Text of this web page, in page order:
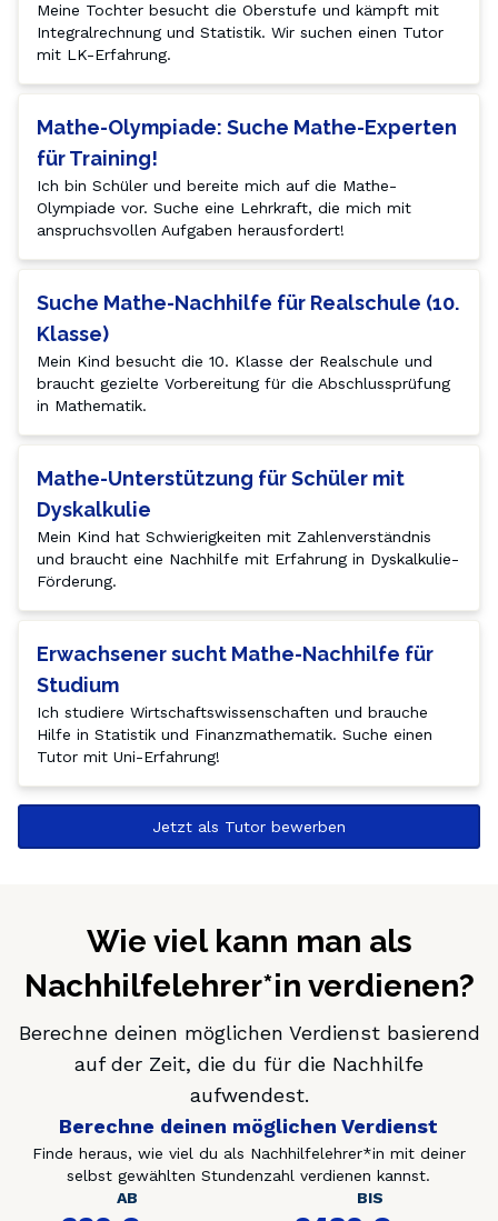
Meine Tochter besucht die Oberstufe und kämpft mit
Integralrechnung und Statistik. Wir suchen einen Tutor
mit LK-Erfahrung.
Mathe-Olympiade: Suche Mathe-Experten
für Training!
Ich bin Schüler und bereite mich auf die Mathe-
Olympiade vor. Suche eine Lehrkraft, die mich mit
anspruchsvollen Aufgaben herausfordert!
Suche Mathe-Nachhilfe für Realschule (10.
Klasse)
Mein Kind besucht die 10. Klasse der Realschule und
braucht gezielte Vorbereitung für die Abschlussprüfung
in Mathematik.
Mathe-Unterstützung für Schüler mit
Dyskalkulie
Mein Kind hat Schwierigkeiten mit Zahlenverständnis
und braucht eine Nachhilfe mit Erfahrung in Dyskalkulie-
Förderung.
Erwachsener sucht Mathe-Nachhilfe für
Studium
Ich studiere Wirtschaftswissenschaften und brauche
Hilfe in Statistik und Finanzmathematik. Suche einen
Tutor mit Uni-Erfahrung!
Jetzt als Tutor bewerben
Wie viel kann man als
Nachhilfelehrer*in verdienen?
Berechne deinen möglichen Verdienst basierend
auf der Zeit, die du für die Nachhilfe
aufwendest.
Berechne deinen möglichen Verdienst
Finde heraus, wie viel du als Nachhilfelehrer*in mit deiner
selbst gewählten Stundenzahl verdienen kannst.
AB
BIS